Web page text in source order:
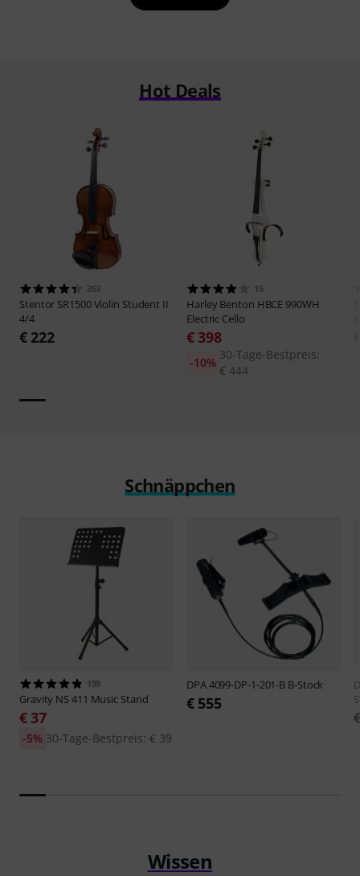
Hot Deals
353
Stentor SR1500 Violin Student II
4/4
€ 222
15
Harley Benton HBCE 990WH
Electric Cello
€ 398
30-Tage-Bestpreis:
€ 444
-10%
Schnäppchen
199
Gravity NS 411 Music Stand
€ 37
30-Tage-Bestpreis: € 39
-5%
DPA4099-DP-1-201-B B-Stock
€ 555
Wissen